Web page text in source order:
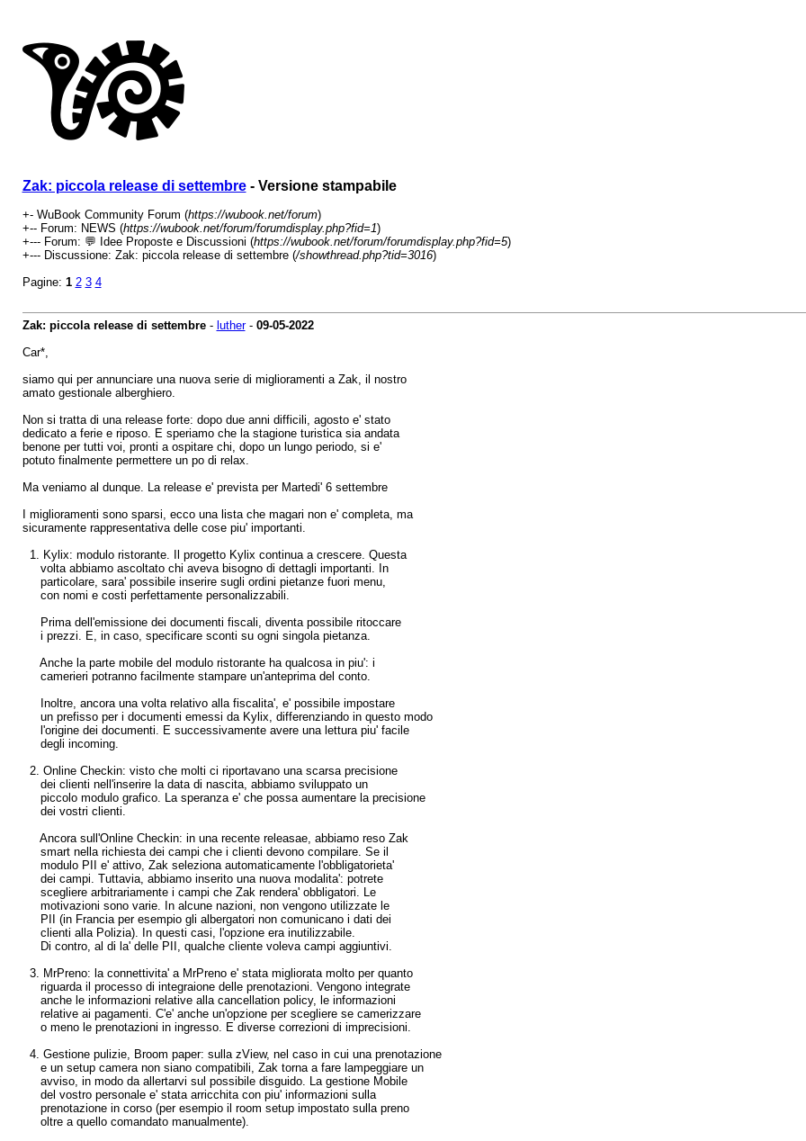
Zak: piccola release di settembre- Versione stampabile
+- WuBook Community Forum (https://wubook.net/forum)
+-- Forum: NEWS (https://wubook.net/forum/forumdisplay.php?fid=1)
+--- Forum: 💬 Idee Proposte e Discussioni (https://wubook.net/forum/forumdisplay.php?fid=5)
+--- Discussione: Zak: piccola release di settembre (/showthread.php?tid=3016)
Pagine: 1 2 3 4
Zak: piccola release di settembre- luther- 09-05-2022
Car*,
siamo qui per annunciare una nuova serie di miglioramenti a Zak, il nostro
amato gestionale alberghiero.
Non si tratta di una release forte: dopo due anni difficili, agosto e' stato
dedicato a ferie e riposo. E speriamo che la stagione turistica sia andata
benone per tutti voi, pronti a ospitare chi, dopo un lungo periodo, si e'
potuto finalmente permettere un po di relax.
Ma veniamo al dunque. La release e' prevista per Martedi' 6 settembre
I miglioramenti sono sparsi, ecco una lista che magari non e' completa, ma
sicuramente rappresentativa delle cose piu' importanti.
1. Kylix: modulo ristorante. Il progetto Kylix continua a crescere. Questa
volta abbiamo ascoltato chi aveva bisogno di dettagli importanti. In
particolare, sara' possibile inserire sugli ordini pietanze fuori menu,
con nomi e costi perfettamente personalizzabili.
Prima dell'emissione dei documenti fiscali, diventa possibile ritoccare
i prezzi. E, in caso, specificare sconti su ogni singola pietanza.
Anche la parte mobile del modulo ristorante ha qualcosa in piu': i
camerieri potranno facilmente stampare un'anteprima del conto.
Inoltre, ancora una volta relativo alla fiscalita', e' possibile impostare
un prefisso per i documenti emessi da Kylix, differenziando in questo modo
l'origine dei documenti. E successivamente avere una lettura piu' facile
degli incoming.
2. Online Checkin: visto che molti ci riportavano una scarsa precisione
dei clienti nell'inserire la data di nascita, abbiamo sviluppato un
piccolo modulo grafico. La speranza e' che possa aumentare la precisione
dei vostri clienti.
Ancora sull'Online Checkin: in una recente releasae, abbiamo reso Zak
smart nella richiesta dei campi che i clienti devono compilare. Se il
modulo PII e' attivo, Zak seleziona automaticamente l'obbligatorieta'
dei campi. Tuttavia, abbiamo inserito una nuova modalita': potrete
scegliere arbitrariamente i campi che Zak rendera' obbligatori. Le
motivazioni sono varie. In alcune nazioni, non vengono utilizzate le
PII (in Francia per esempio gli albergatori non comunicano i dati dei
clienti alla Polizia). In questi casi, l'opzione era inutilizzabile.
Di contro, al di la' delle PII, qualche cliente voleva campi aggiuntivi.
3. MrPreno: la connettivita' a MrPreno e' stata migliorata molto per quanto
riguarda il processo di integraione delle prenotazioni. Vengono integrate
anche le informazioni relative alla cancellation policy, le informazioni
relative ai pagamenti. C'e' anche un'opzione per scegliere se camerizzare
o meno le prenotazioni in ingresso. E diverse correzioni di imprecisioni.
4. Gestione pulizie, Broom paper: sulla zView, nel caso in cui una prenotazione
e un setup camera non siano compatibili, Zak torna a fare lampeggiare un
avviso, in modo da allertarvi sul possibile disguido. La gestione Mobile
del vostro personale e' stata arricchita con piu' informazioni sulla
prenotazione in corso (per esempio il room setup impostato sulla preno
oltre a quello comandato manualmente).